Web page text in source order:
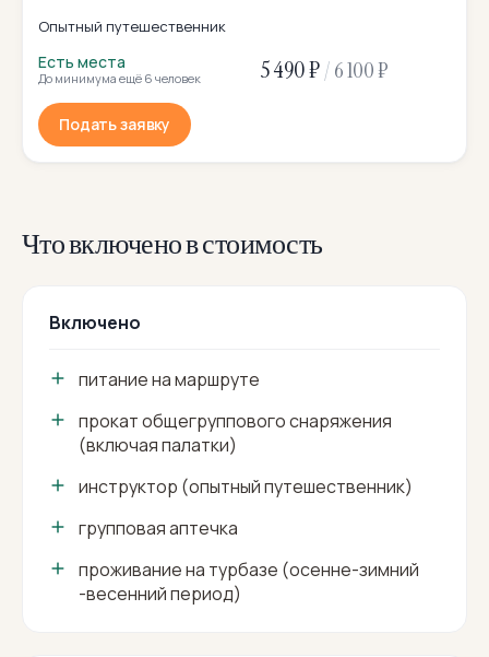
Опытный путешественник
Есть места
До минимума ещё 6 человек 5 490 ₽/6 100 ₽
Подать заявку
Что включено в стоимость
Включено
питание на маршруте
прокат общегруппового снаряжения
(включая палатки)
инструктор (опытный путешественник)
групповая аптечка
проживание на турбазе (осенне-зимний
-весенний период)